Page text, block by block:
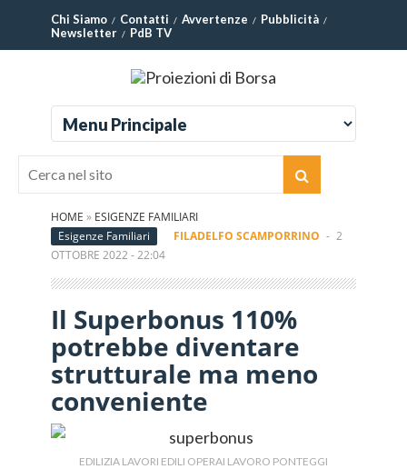
Chi Siamo Contatti Avvertenze
Pubblicità
Newsletter
PdB TV
HOME » ESIGENZE FAMILIARI
Esigenze Familiari
FILADELFO SCAMPORRINO - 2
OTTOBRE 2022 - 22:04
Il Superbonus 110%
potrebbe diventare
strutturale ma meno
conveniente
EDILIZIA LAVORI EDILI OPERAI LAVORO PONTEGGI